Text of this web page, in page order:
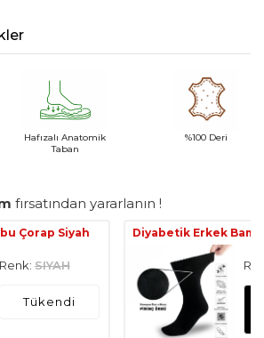
Hafızalı Anatomik
Taban
%100 Deri
fırsatından yararlanın !
Çorap Siyah
Renk: SIYAH
Tükendi
Diyabetik Erkek